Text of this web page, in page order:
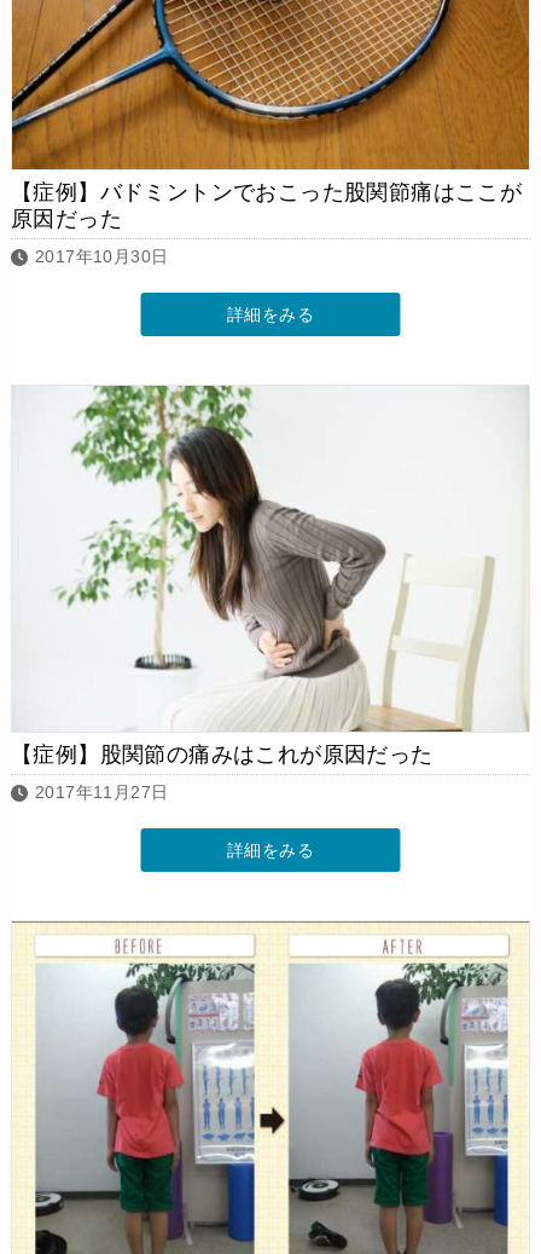
【症例】バドミントンでおこった股関節痛はここが
原因だった
2017年10月30日
詳細をみる
【症例】股関節の痛みはこれが原因だった
2017年11月27日
詳細をみる